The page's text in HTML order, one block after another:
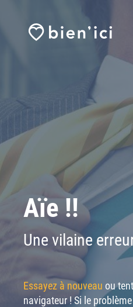
Aïe !!
Une vilaine
Essayez à nouveau ou
navigateur ! Si le